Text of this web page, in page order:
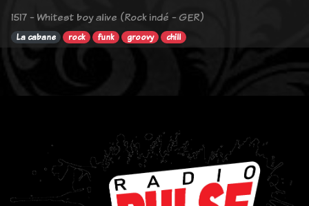
1517 - Whitest boy alive (Rock indé - GER)
La cabane rock funk groovy chill